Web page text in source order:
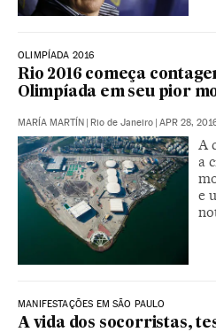
OLIMPÍADA 2016
Rio 2016 começa
Olimpíada em seu pior
MARÍA MARTÍN | Rio de Janeiro | APR 28,
A
a
e
MANIFESTAÇÕES EM SÃO PAULO
A vida dos socorristas,